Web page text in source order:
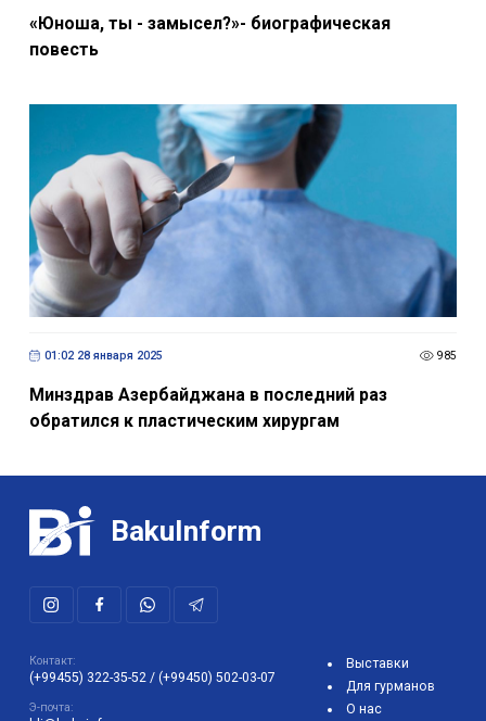
«Юноша, ты - замысел?»- биографическая
повесть
01:02 28 января 2025 985
Минздрав Азербайджана в последний раз
обратился к пластическим хирургам
BakuInform
Контакт:
(+99455) 322-35-52/ (+99450) 502-03-07
Э-почта:
Выставки
Для гурманов
О нас